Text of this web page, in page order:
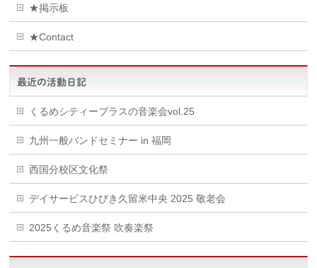
★掲示板
★Contact
最近の活動日記
くるめシティーブラスの音楽会vol.25
九州一般バンドセミナー in 福岡
西国分校区文化祭
デイサービスひびき久留米中央 2025 敬老会
2025くるめ音楽祭 吹奏楽祭